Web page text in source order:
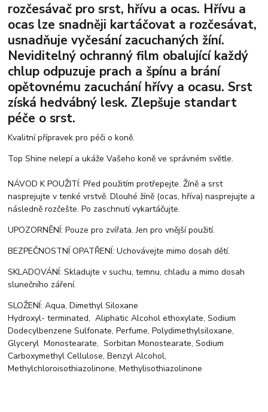
rozčesávač pro srst, hřívu a ocas. Hřívu a
ocas lze snadněji kartáčovat a rozčesávat,
usnadňuje vyčesání zacuchaných žíní.
Neviditelný ochranný film obalující každý
chlup odpuzuje prach a špínu a brání
opětovnému zacuchání hřívy a ocasu. Srst
získá hedvábný lesk. Zlepšuje standart
péče o srst.
Kvalitní přípravek pro péči o koně.
Top Shine nelepí a ukáže Vašeho koně ve správném světle.
NÁVOD K POUŽITÍ: Před použitím protřepejte. Žíně a srst
nasprejujte v tenké vrstvě. Dlouhé žíně (ocas, hříva) nasprejujte a
následně rozčešte. Po zaschnutí vykartáčujte.
UPOZORNĚNÍ: Pouze pro zvířata. Jen pro vnější použití.
BEZPEČNOSTNÍ OPATŘENÍ: Uchovávejte mimo dosah dětí.
SKLADOVÁNÍ: Skladujte v suchu, temnu, chladu a mimo dosah
slunečního záření.
SLOŽENÍ: Aqua, Dimethyl Siloxane
Hydroxyl- terminated, Aliphatic Alcohol ethoxylate, Sodium
Dodecylbenzene Sulfonate, Perfume, Polydimethylsiloxane,
Glyceryl Monostearate, Sorbitan Monostearate, Sodium
Carboxymethyl Cellulose, Benzyl Alcohol,
Methylchloroisothiazolinone, Methylisothiazolinone